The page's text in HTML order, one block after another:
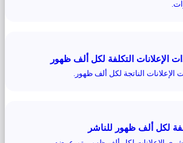
الإعلانات التكلفة لكل ألف ظهور
الإعلانات الناتجة لكل ألف ظهور.
لكل ألف ظهور للناشر